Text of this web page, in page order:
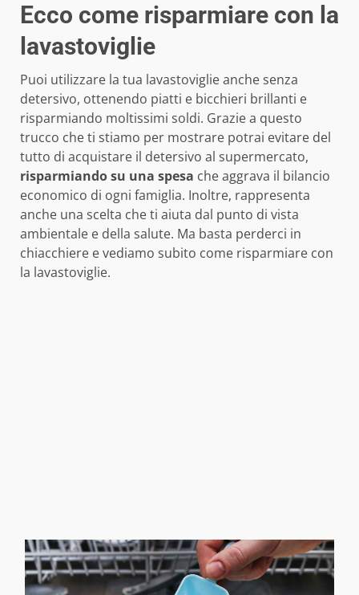
Ecco come risparmiare con la
lavastoviglie
Puoi utilizzare la tua lavastoviglie anche senza
detersivo, ottenendo piatti e bicchieri brillanti e
risparmiando moltissimi soldi. Grazie a questo
trucco che ti stiamo per mostrare potrai evitare del
tutto di acquistare il detersivo al supermercato,
risparmiando su una spesa che aggrava il bilancio
economico di ogni famiglia. Inoltre, rappresenta
anche una scelta che ti aiuta dal punto di vista
ambientale e della salute. Ma basta perderci in
chiacchiere e vediamo subito come risparmiare con
la lavastoviglie.